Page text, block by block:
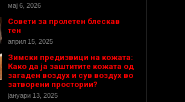
мај 6, 2026
Совети за пролетен блескав
тен
април 15, 2025
Зимски предизвици на кожата:
Како да ја заштитите кожата од
загаден воздух и сув воздух во
затворени простории?
јануари 13, 2025